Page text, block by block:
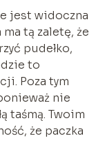
jest widoczna
tą zaletę, że
pudełko,
to
Poza tym
nie
taśmą. Twoim
że paczka